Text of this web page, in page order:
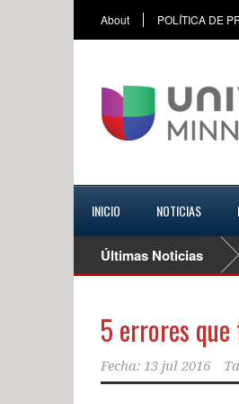
About POLÍTICA DE
INICIO NOTICIAS
Últimas Noticias
Mazda CX
5 errores que
Fecha: 13 jul 2016